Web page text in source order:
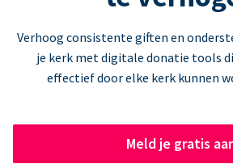
Verhoog consistente giften en
je kerk met digitale donatie tools
effectief door elke kerk kunnen
Meld je gratis